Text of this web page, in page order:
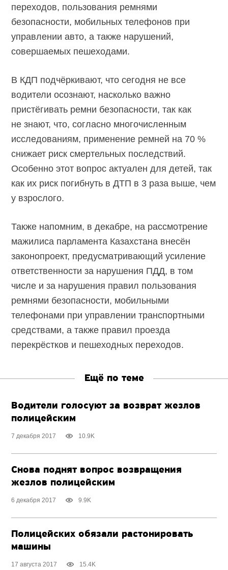
переходов, пользования ремнями
безопасности, мобильных телефонов при
управлении авто, а также нарушений,
совершаемых пешеходами.
В КДП подчёркивают, что сегодня не все
водители осознают, насколько важно
пристёгивать ремни безопасности, так как
не знают, что, согласно многочисленным
исследованиям, применение ремней на 70 %
снижает риск смертельных последствий.
Особенно этот вопрос актуален для детей, так
как их риск погибнуть в ДТП в 3 раза выше, чем
у взрослого.
Также напомним, в декабре, на рассмотрение
мажилиса парламента Казахстана внесён
законопроект, предусматривающий усиление
ответственности за нарушения ПДД, в том
числе и за нарушения правил пользования
ремнями безопасности, мобильными
телефонами при управлении транспортными
средствами, а также правил проезда
перекрёстков и пешеходных переходов.
Ещё по теме
Водители голосуют за возврат жезлов
полицейским
7 декабря 2017 10.9K
Снова поднят вопрос возвращения
жезлов полицейским
6 декабря 2017 9.9K
Полицейских обязали растонировать
машины
17 августа 2017 15.4K